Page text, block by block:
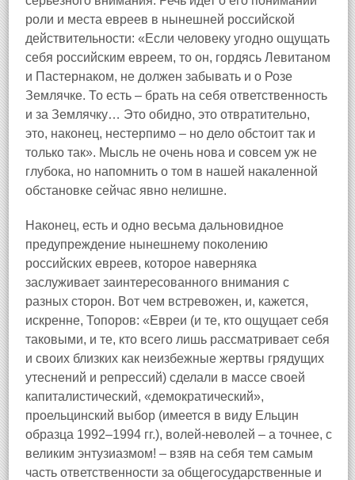
роли и места евреев в нынешней российской
действительности: «Если человеку угодно ощущать
себя российским евреем, то он, гордясь Левитаном
и Пастернаком, не должен забывать и о Розе
Землячке. То есть – брать на себя ответственность
и за Землячку… Это обидно, это отвратительно,
это, наконец, нестерпимо – но дело обстоит так и
только так». Мысль не очень нова и совсем уж не
глубока, но напомнить о том в нашей накаленной
обстановке сейчас явно нелишне.
Наконец, есть и одно весьма дальновидное
предупреждение нынешнему поколению
российских евреев, которое наверняка
заслуживает заинтересованного внимания с
разных сторон. Вот чем встревожен, и, кажется,
искренне, Топоров: «Евреи (и те, кто ощущает себя
таковыми, и те, кто всего лишь рассматривает себя
и своих близких как неизбежные жертвы грядущих
утеснений и репрессий) сделали в массе своей
капиталистический, «демократический»,
проельцинский выбор (имеется в виду Ельцин
образца 1992–1994 гг.), волей‑неволей – а точнее, с
великим энтузиазмом! – взяв на себя тем самым
часть ответственности за общегосударственные и